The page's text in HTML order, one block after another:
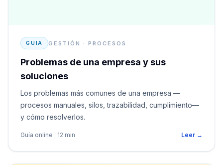
GUIA GESTIÓN · PROCESOS
Problemas de una empresa y sus
soluciones
Los problemas más comunes de una empresa —
procesos manuales, silos, trazabilidad, cumplimiento—
y cómo resolverlos.
Guía online · 12 min Leer →